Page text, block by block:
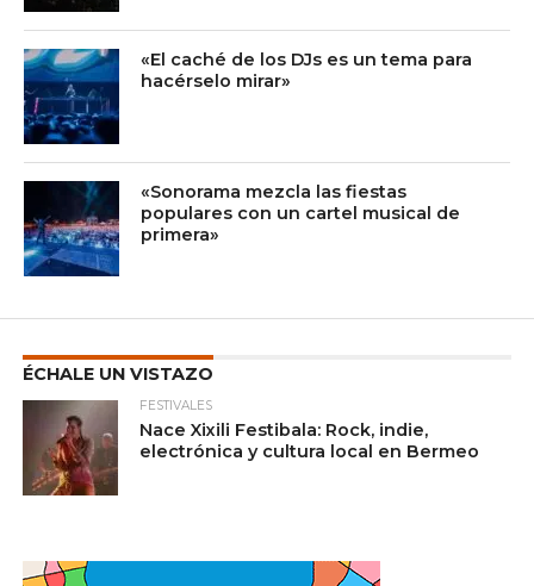
«El caché de los DJs es un tema para
hacérselo mirar»
«Sonorama mezcla las fiestas
populares con un cartel musical de
primera»
ÉCHALE UN VISTAZO
FESTIVALES
Nace Xixili Festibala: Rock, indie,
electrónica y cultura local en Bermeo